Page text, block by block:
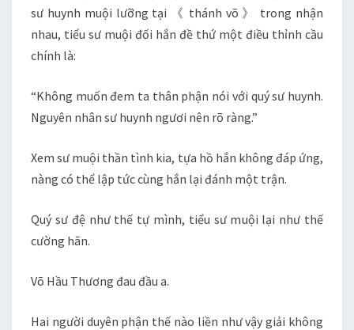
sư huynh muội lưỡng tại 《 thánh võ 》 trong nhận
nhau, tiểu sư muội đối hắn đề thứ một điều thỉnh cầu
chính là:
“Không muốn đem ta thân phận nói với quý sư huynh.
Nguyên nhân sư huynh ngươi nên rõ ràng.”
Xem sư muội thần tình kia, tựa hồ hắn không đáp ứng,
nàng có thể lập tức cùng hắn lại đánh một trận.
Quý sư đệ như thế tự mình, tiểu sư muội lại như thế
cường hãn.
Võ Hầu Thương đau đầu a.
Hai người duyên phận thế nào liền như vậy giải không